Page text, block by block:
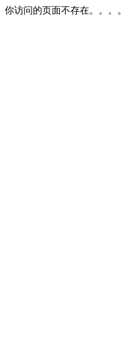
你访问的页面不存在。。。。